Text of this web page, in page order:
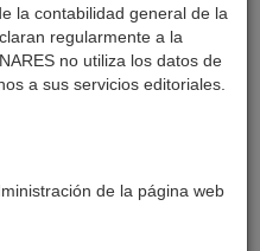
la contabilidad general de la
regularmente a la
no utiliza los datos de
a sus servicios editoriales.
de la página web